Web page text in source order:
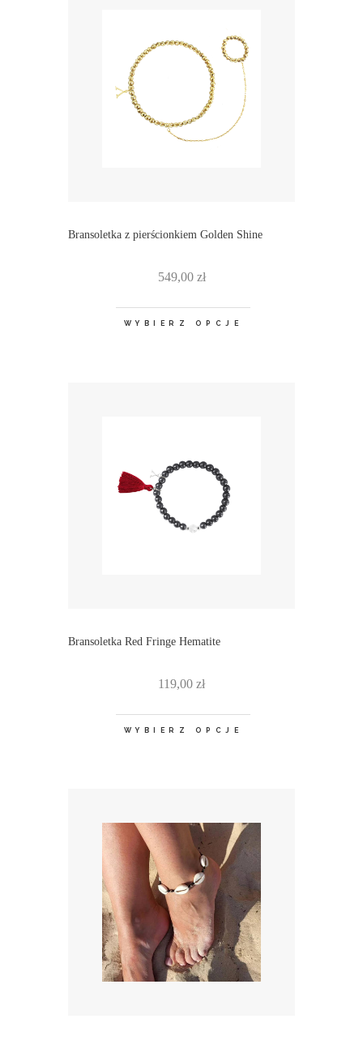
Bransoletka z pierścionkiem Golden Shine
549,00 zł
WYBIERZ OPCJE
Bransoletka Red Fringe Hematite
119,00 zł
WYBIERZ OPCJE